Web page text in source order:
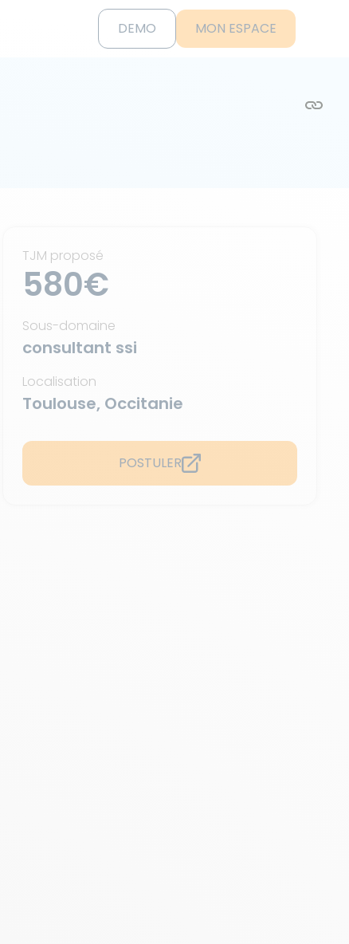
DEMO MON ESPACE
TJM proposé
580€
Sous-domaine
consultant ssi
Localisation
Toulouse, Occitanie
POSTULER